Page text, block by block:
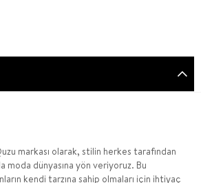
markası olarak, stilin herkes tarafından
moda dünyasına yön veriyoruz. Bu
kendi tarzına sahip olmaları için ihtiyaç